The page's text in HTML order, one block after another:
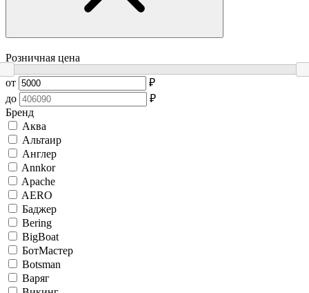
Розничная цена
от
₽
до
₽
Бренд
Аква
Альтаир
Англер
Annkor
Apache
AERO
Баджер
Bering
BigBoat
БотМастер
Botsman
Варяг